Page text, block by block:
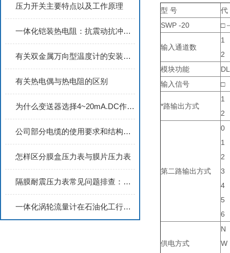
压力开关主要特点以及工作原理
一体化铠装热电阻：抗震动抗冲击，适配泵体、压缩机设备测温
有关双金属万向型温度计的安装与维护
有关热电偶与热电阻的区别
为什么变送器选择4~20mA.DC作传送信号？
公司部分电缆的使用要求和结构特点2
怎样区分膜盒压力表与膜片压力表
隔膜耐震压力表常见问题排查：指针跳动、示值超差与膜片泄漏的解决方法
一体化涡轮流量计在石油化工行业的应用实践
型 号
代
SWP -20
□
输入通道数
1
2
模块功能
DL
输入信号
□
*路输出方式
1
2
第二路输出方式
0
1
2
3
4
5
6
供电方式
N
W